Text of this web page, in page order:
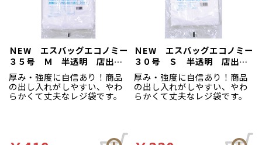
ＮEW エスバッグエコノミー
３５号 Ｍ 半透明 店出
１００枚入
厚み・強度に自信あり！商品
の出し入れがしやすい、やわ
らかくて丈夫なレジ袋です。
ＮEW エスバッグエコノミー
３０号 Ｓ 半透明 店出
１００枚入
厚み・強度に自信あり！商品
の出し入れがしやすい、やわ
らかくて丈夫なレジ袋です。